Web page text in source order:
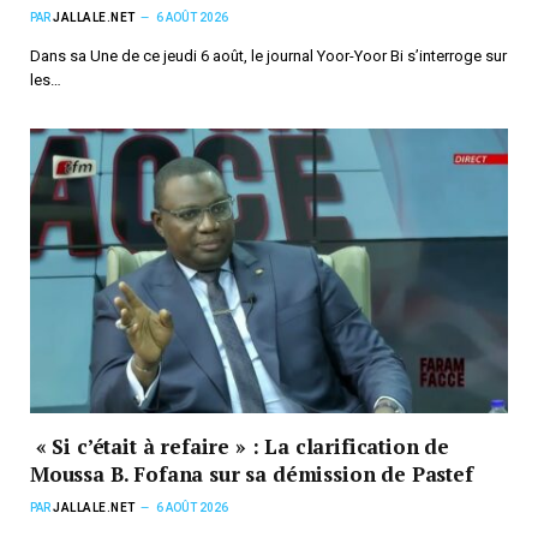
PARJALLALE.NET 6 AOÛT 2026
Dans sa Une de ce jeudi 6 août, le journal Yoor-Yoor Bi s’interroge sur
les…
« Si c’était à refaire » : La clarification de
Moussa B. Fofana sur sa démission de Pastef
PARJALLALE.NET 6 AOÛT 2026